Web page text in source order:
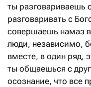
ты разговариваешь
разговаривать с
совершаешь намаз
люди, независимо,
вместе, в один ряд,
ты общаешься с
осознание, что все